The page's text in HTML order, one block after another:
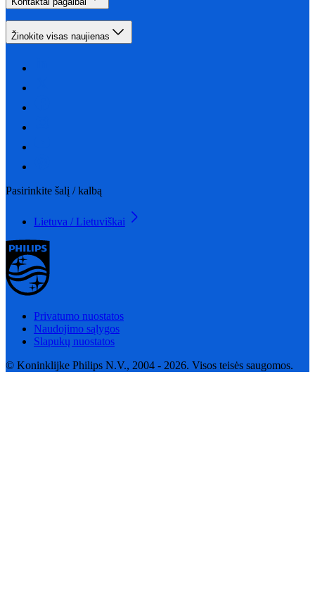
Žinokite visas naujienas
Pasirinkite šalį / kalbą
Lietuva / Lietuviškai
Privatumo nuostatos
Naudojimo sąlygos
Slapukų nuostatos
© Koninklijke Philips N.V., 2004 - 2026. Visos teisės saugomos.